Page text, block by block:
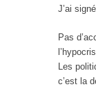
J’ai
Pas
Les
c’est la